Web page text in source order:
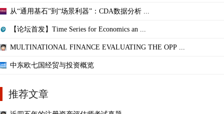
从“通用基石”到“场景利器”：CDA数据分析 ...
【论坛首发】Time Series for Economics an ...
MULTINATIONAL FINANCE EVALUATING THE OPP ...
中东欧七国经贸与投资概览
推荐文章